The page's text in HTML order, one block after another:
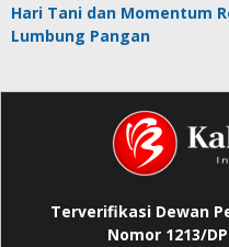
Hari Tani dan Momentum
Lumbung Pangan
Terverifikasi Dewan
Nomor 1213/